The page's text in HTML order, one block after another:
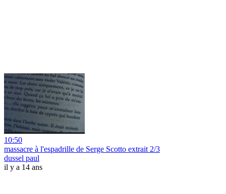
10:50
massacre à l'espadrille de Serge Scotto extrait 2/3
dussel paul
il y a 14 ans